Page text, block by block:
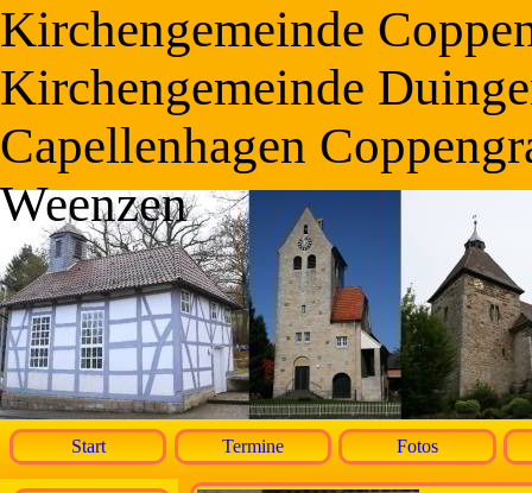
Kirchengemeinde
Kirchengemeinde
Capellenhagen
Weenzen
Start Termine Fotos